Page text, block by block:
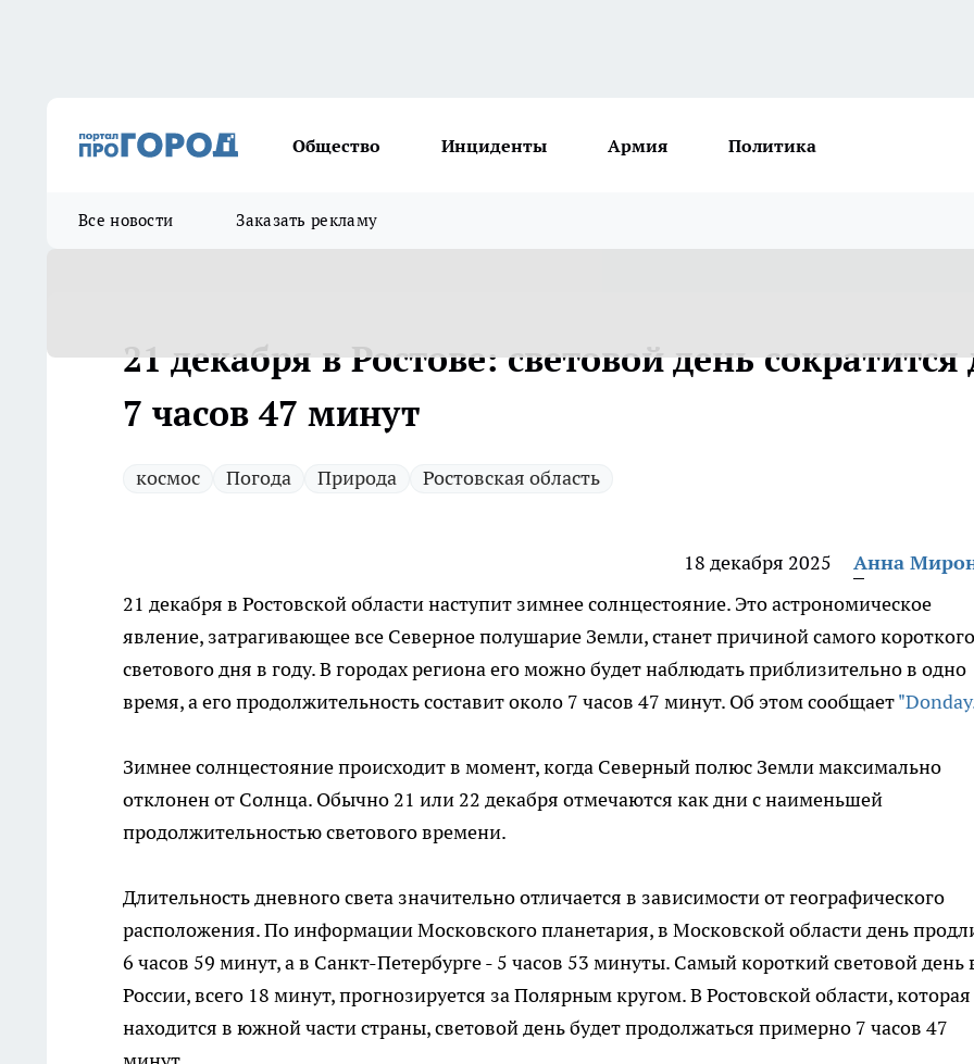
Общество Инциденты Армия Политика
Все новости Заказать рекламу
21 декабря в Ростове: световой день сократится
7 часов 47 минут
космос Погода Природа Ростовская область
18 декабря 2025
Анна
21 декабря в Ростовской области наступит зимнее солнцестояние. Это астрономическое
явление, затрагивающее все Северное полушарие Земли, станет причиной самого короткого
светового дня в году. В городах региона его можно будет наблюдать приблизительно в одно
время, а его продолжительность составит около 7 часов 47 минут. Об этом сообщает
Зимнее солнцестояние происходит в момент, когда Северный полюс Земли максимально
отклонен от Солнца. Обычно 21 или 22 декабря отмечаются как дни с наименьшей
продолжительностью светового времени.
Длительность дневного света значительно отличается в зависимости от географического
расположения. По информации Московского планетария, в Московской области день
6 часов 59 минут, а в Санкт-Петербурге - 5 часов 53 минуты. Самый короткий световой день
России, всего 18 минут, прогнозируется за Полярным кругом. В Ростовской области, которая
находится в южной части страны, световой день будет продолжаться примерно 7 часов 47